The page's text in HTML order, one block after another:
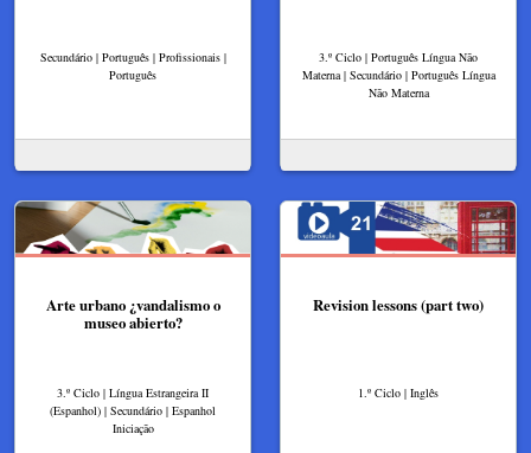
Secundário | Português | Profissionais |
Português
3.º Ciclo | Português Língua Não
Materna | Secundário | Português Língua
Não Materna
Arte urbano ¿vandalismo o
museo abierto?
3.º Ciclo | Língua Estrangeira II
(Espanhol) | Secundário | Espanhol
Iniciação
Revision lessons (part two)
1.º Ciclo | Inglês